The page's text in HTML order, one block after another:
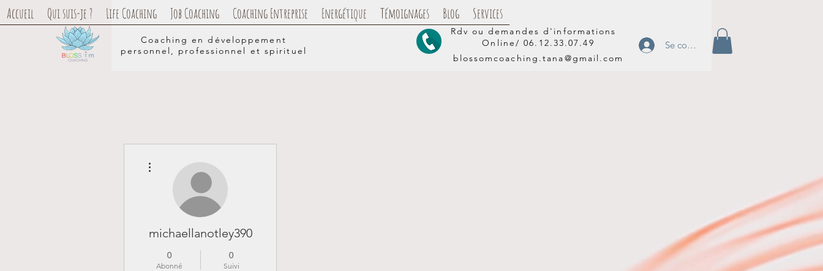
Coaching en développement
personnel, professionnel et spirituel
Accueil Qui suis-je ? Life Coaching Job Coaching Coaching Entreprise Energétique Témoignages Blog Services
Se connecter
Rdv ou demandes d'informations
Online/06.12.33.07.49
blossomcoaching.tana@gmail.com
michaellanotley390
0
Abonné
0
Suivi